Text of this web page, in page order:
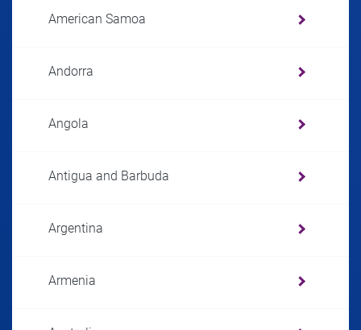
American Samoa
Andorra
Angola
Antigua and Barbuda
Argentina
Armenia